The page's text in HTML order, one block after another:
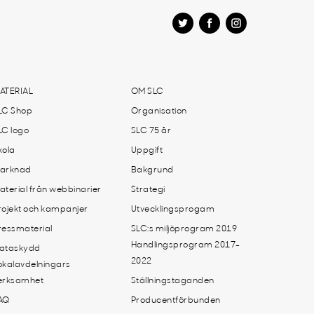
Shop
logo
från webbinarier
och kampanjer
OM SLC
Organisation
SLC 75 år
Uppgift
Bakgrund
Strategi
Utvecklingsprogam
SLC:s miljöprogram 2019
Handlingsprogram 2017-
2022
Ställningstaganden
Producentförbunden